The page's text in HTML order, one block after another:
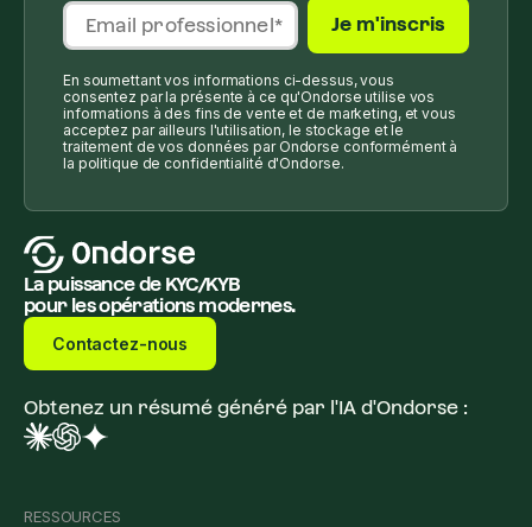
En soumettant vos informations ci-dessus, vous
consentez par la présente à ce qu'Ondorse utilise vos
informations à des fins de vente et de marketing, et vous
acceptez par ailleurs l'utilisation, le stockage et le
traitement de vos données par Ondorse conformément à
la politique de confidentialité d'Ondorse.
La puissance de KYC/KYB
pour les opérations modernes.
Contactez-nous
Obtenez un résumé généré par l'IA d'Ondorse :
RESSOURCES